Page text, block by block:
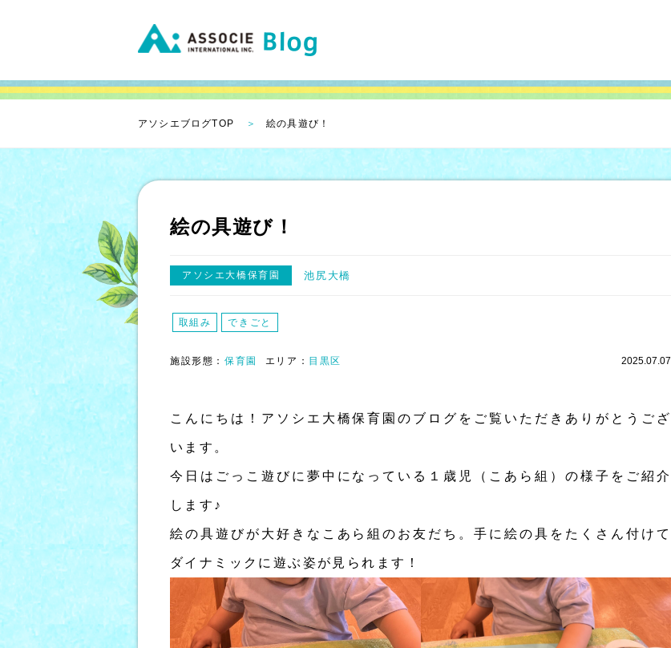
アソシエブログTOP 絵の具遊び！
絵の具遊び！
アソシエ大橋保育園 池尻大橋
取組み できごと
施設形態： 保育園 エリア： 目黒区 2025.07.07
こんにちは！アソシエ大橋保育園のブログをご覧いただきありがとうござ
います。
今日はごっこ遊びに夢中になっている１歳児（こあら組）の様子をご紹介
します♪
絵の具遊びが大好きなこあら組のお友だち。手に絵の具をたくさん付けて
ダイナミックに遊ぶ姿が見られます！